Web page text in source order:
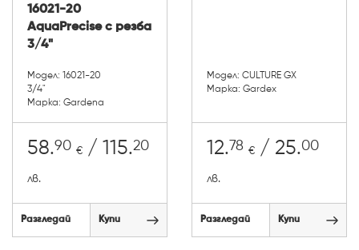
16021-20
AquaPrecise с резба
3/4"
Модел: 16021-20
3/4"
Марка: Gardena
58.90 € / 115.20
лв.
Разгледай Купи
Модел: CULTURE GX
Марка: Gardex
12.78 € / 25.00
лв.
Разгледай Купи